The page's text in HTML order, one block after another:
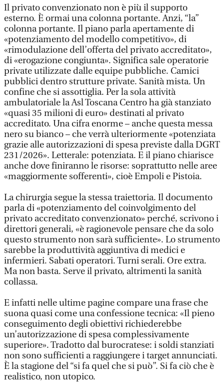
Il privato convenzionato non è più il supporto
esterno. È ormai una colonna portante. Anzi, “la”
colonna portante. Il piano parla apertamente di
«potenziamento del modello competitivo», di
«rimodulazione dell’offerta del privato accreditato»,
di «erogazione congiunta». Significa sale operatorie
private utilizzate dalle equipe pubbliche. Camici
pubblici dentro strutture private. Sanità mista. Un
confine che si assottiglia. Per la sola attività
ambulatoriale la Asl Toscana Centro ha già stanziato
«quasi 35 milioni di euro» destinati al privato
accreditato. Una cifra enorme – anche questa messa
nero su bianco – che verrà ulteriormente «potenziata
grazie alle autorizzazioni di spesa previste dalla DGRT
231/2026». Letterale: potenziata. E il piano chiarisce
anche dove finiranno le risorse: soprattutto nelle aree
«maggiormente sofferenti», cioè Empoli e Pistoia.
La chirurgia segue la stessa traiettoria. Il documento
parla di «potenziamento del coinvolgimento del
privato accreditato convenzionato» perché, scrivono i
direttori generali, «è ragionevole pensare che da solo
questo strumento non sarà sufficiente». Lo strumento
sarebbe la produttività aggiuntiva di medici e
infermieri. Sabati operatori. Turni serali. Ore extra.
Ma non basta. Serve il privato, altrimenti la sanità
collassa.
E infatti nelle ultime pagine compare una frase che
suona quasi come una confessione tecnica: «Il pieno
conseguimento degli obiettivi richiederebbe
un’autorizzazione di spesa complessivamente
superiore». Tradotto dal burocratese: i soldi stanziati
non sono sufficienti a raggiungere i target annunciati.
È la stagione del “si fa quel che si può”. Si fa ciò che è
realistico, non utopico.